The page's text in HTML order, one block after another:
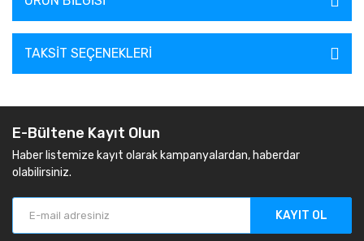
TAKSIT SEÇENEKLERI
E-Bültene Kayıt Olun
Haber listemize kayıt olarak kampanyalardan, haberdar
olabilirsiniz.
KAYIT OL